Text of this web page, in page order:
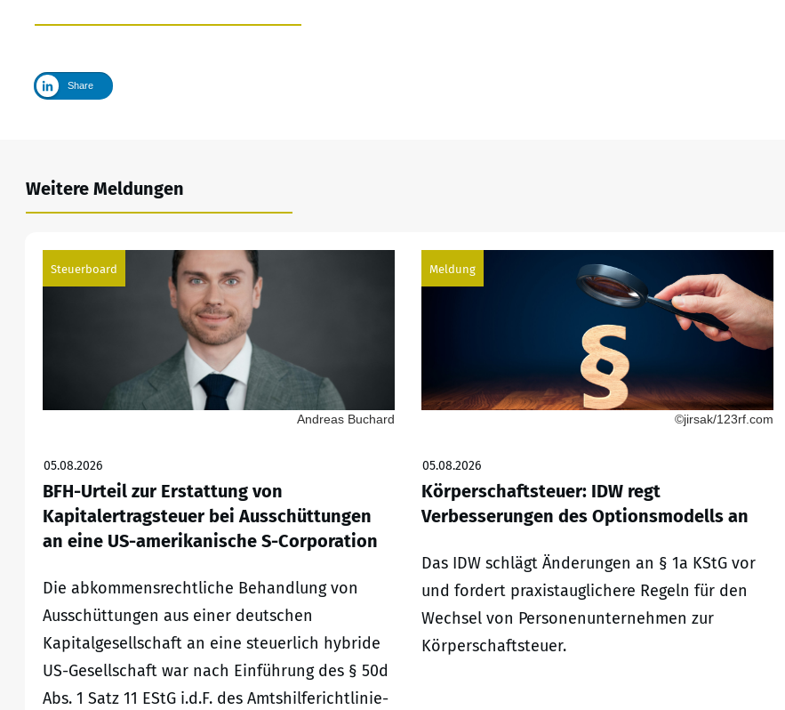
Share
Weitere Meldungen
Steuerboard
Andreas Buchard
05.08.2026
BFH-Urteil zur Erstattung von
Kapitalertragsteuer bei Ausschüttungen
an eine US-amerikanische S-Corporation
Die abkommensrechtliche Behandlung von
Ausschüttungen aus einer deutschen
Kapitalgesellschaft an eine steuerlich hybride
US-Gesellschaft war nach Einführung des § 50d
Abs. 1 Satz 11 EStG i.d.F. des Amtshilferichtlinie-
Meldung
©jirsak/123rf.com
05.08.2026
Körperschaftsteuer: IDW regt
Verbesserungen des Optionsmodells an
Das IDW schlägt Änderungen an § 1a KStG vor
und fordert praxistauglichere Regeln für den
Wechsel von Personenunternehmen zur
Körperschaftsteuer.